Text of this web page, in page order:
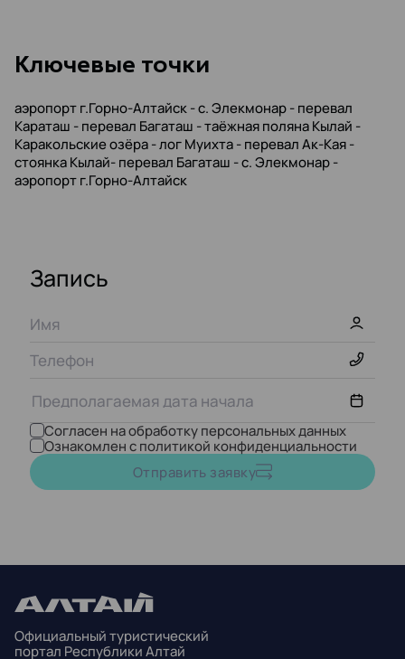
Kлючевые точки
аэропорт г.Горно-Алтайск - с. Элекмонар - перевал
Караташ - перевал Багаташ - таёжная поляна Кылай -
Каракольские озёра - лог Муихта - перевал Ак-Кая -
стоянка Кылай- перевал Багаташ - с. Элекмонар -
аэропорт г.Горно-Алтайск
Запись
Август, 2026
3 4
10 11 12 13
Согласен на обработку персональных данных
Ознакомлен с политикой конфиденциальности
Отправить заявку
Официальный туристический
портал Республики Алтай